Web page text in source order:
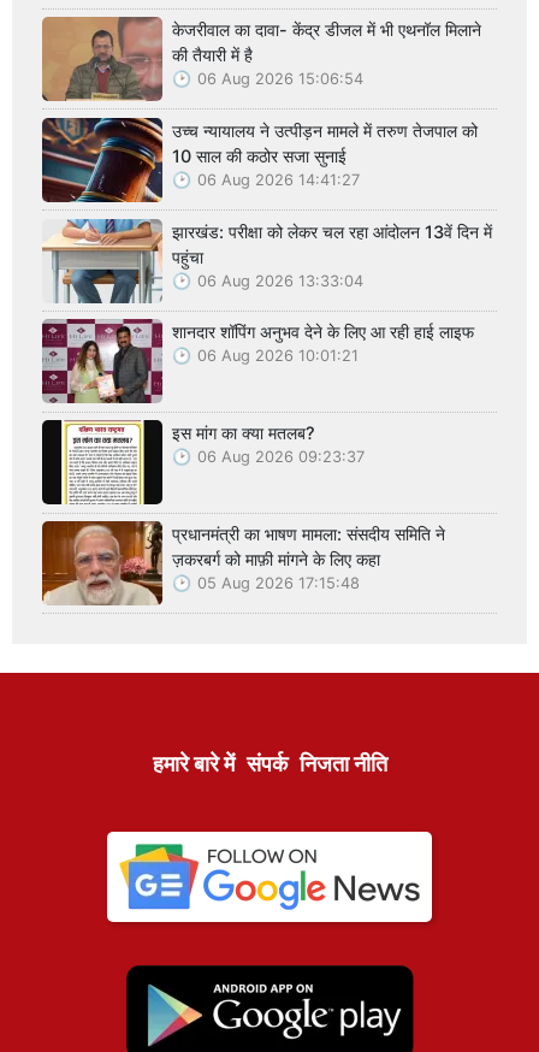
केजरीवाल का दावा- केंद्र डीजल में भी एथनॉल मिलाने
की तैयारी में है
06 Aug 2026 15:06:54
उच्च न्यायालय ने उत्पीड़न मामले में तरुण तेजपाल को
10 साल की कठोर सजा सुनाई
06 Aug 2026 14:41:27
झारखंड: परीक्षा को लेकर चल रहा आंदोलन 13वें दिन में
पहुंचा
06 Aug 2026 13:33:04
शानदार शॉपिंग अनुभव देने के लिए आ रही हाई लाइफ
06 Aug 2026 10:01:21
इस मांग का क्या मतलब?
06 Aug 2026 09:23:37
प्रधानमंत्री का भाषण मामला: संसदीय समिति ने
ज़करबर्ग को माफ़ी मांगने के लिए कहा
05 Aug 2026 17:15:48
हमारे बारे में संपर्क निजता नीति